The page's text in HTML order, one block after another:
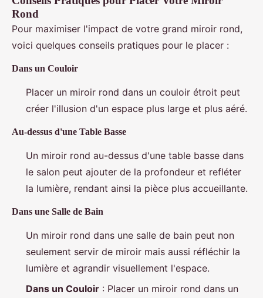
Rond
Pour maximiser l'impact de votre grand miroir rond,
voici quelques conseils pratiques pour le placer :
Dans un Couloir
Placer un miroir rond dans un couloir étroit peut
créer l'illusion d'un espace plus large et plus aéré.
Au-dessus d'une Table Basse
Un miroir rond au-dessus d'une table basse dans
le salon peut ajouter de la profondeur et refléter
la lumière, rendant ainsi la pièce plus accueillante.
Dans une Salle de Bain
Un miroir rond dans une salle de bain peut non
seulement servir de miroir mais aussi réfléchir la
lumière et agrandir visuellement l'espace.
Dans un Couloir : Placer un miroir rond dans un